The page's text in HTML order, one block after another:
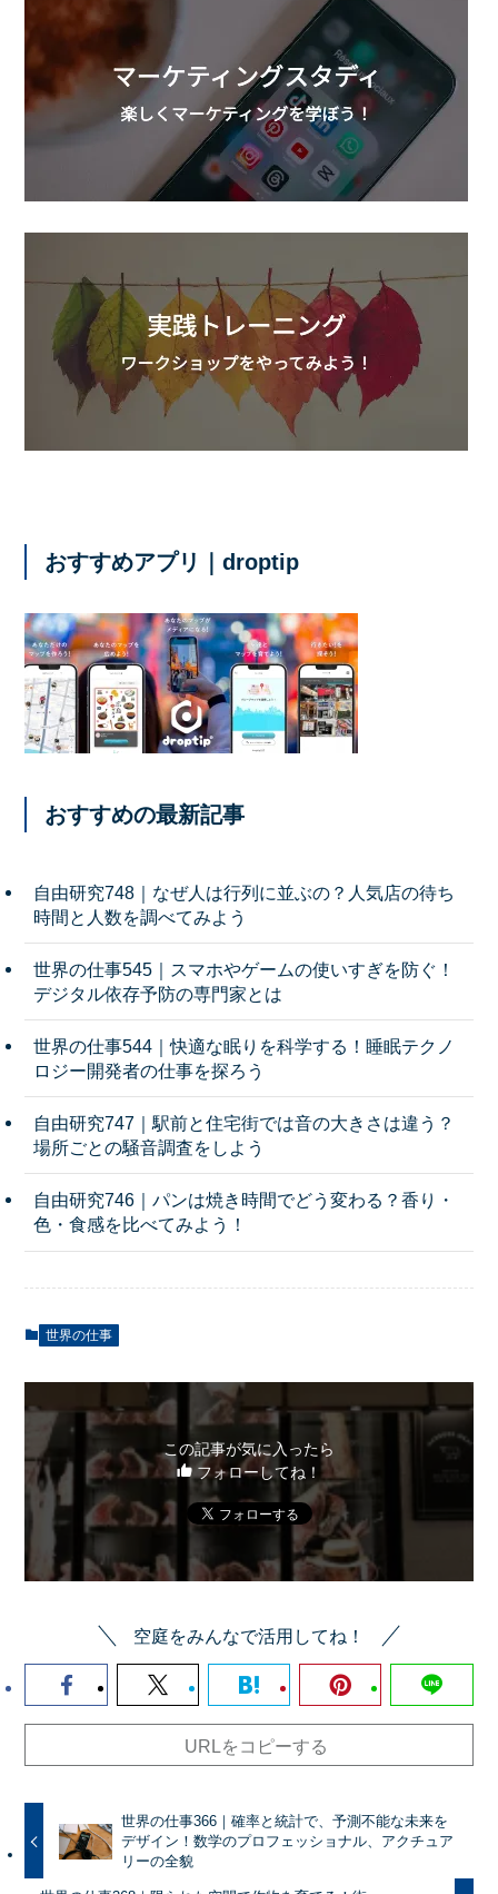
おすすめアプリ｜droptip
おすすめの最新記事
自由研究748｜なぜ人は行列に並ぶの？人気店の待ち
時間と人数を調べてみよう
世界の仕事545｜スマホやゲームの使いすぎを防ぐ！
デジタル依存予防の専門家とは
世界の仕事544｜快適な眠りを科学する！睡眠テクノ
ロジー開発者の仕事を探ろう
自由研究747｜駅前と住宅街では音の大きさは違う？
場所ごとの騒音調査をしよう
自由研究746｜パンは焼き時間でどう変わる？香り・
色・食感を比べてみよう！
世界の仕事
この記事が気に入ったら
フォローしてね！
空庭をみんなで活用してね！
URLをコピーする
世界の仕事366｜確率と統計で、予測不能な未来を
デザイン！数学のプロフェッショナル、アクチュア
リーの全貌